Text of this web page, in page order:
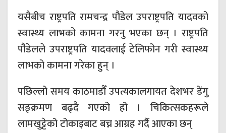
यसैबीच राष्ट्रपति रामचन्द्र पौडेल उपराष्ट्रपति यादवको
स्वास्थ्य लाभको कामना गरनु भएका छन् । राष्ट्रपति
पौडेलले उपराष्ट्रपति यादवलाई टेलिफोन गरी स्वास्थ्य
लाभको कामना गरेका हुन् ।
पछिल्लो समय काठमाडौँ उपत्यकालगायत देशभर डेंगु
सङ्क्रमण बढ्दै गएको हो । चिकित्सकहरूले
लामखुट्टेको टोकाइबाट बच्न आग्रह गर्दै आएका छन्